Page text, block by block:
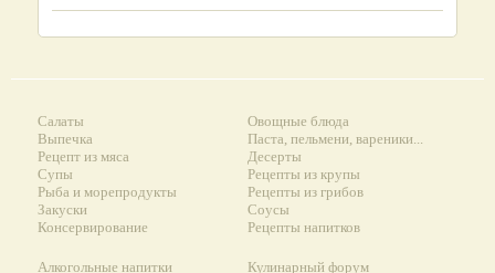
Салаты
Выпечка
Рецепт из мяса
Супы
Рыба и морепродукты
Закуски
Консервирование
Овощные блюда
Паста, пельмени, вареники...
Десерты
Рецепты из крупы
Рецепты из грибов
Соусы
Рецепты напитков
Алкогольные напитки Кулинарный форум